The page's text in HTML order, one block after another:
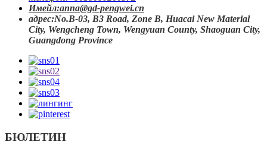
Имейл:anna@gd-pengwei.cn
адрес:No.B-03, B3 Road, Zone B, Huacai New Material
City, Wengcheng Town, Wengyuan County, Shaoguan City,
Guangdong Province
БЮЛЕТИН